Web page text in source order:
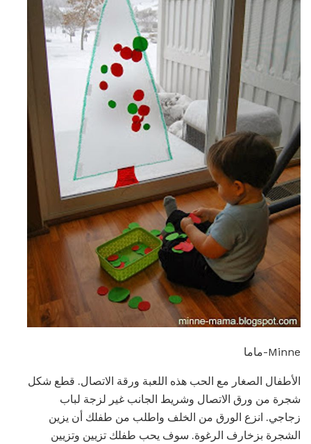
Minne-ماما
الأطفال الصغار مع الحب هذه اللعبة ورقة الاتصال. قطع شكل
شجرة من ورق الاتصال وشريط الجانب غير لزجة لباب
زجاجي. انزع الورق من الخلف واطلب من طفلك أن يزين
الشجرة بزخارف الرغوة. سوف يحب طفلك تزيين وتزيين